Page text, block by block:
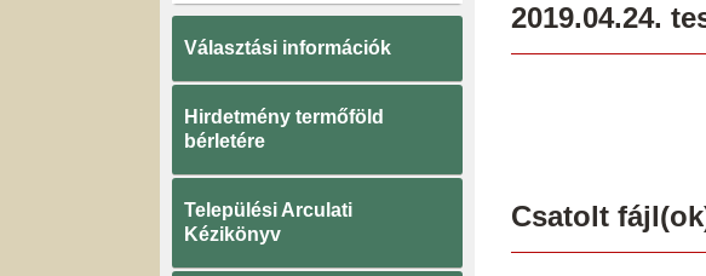
Választási információk
Hirdetmény termőföld
bérletére
Települési Arculati
Kézikönyv
2019.04.24.
Csatolt